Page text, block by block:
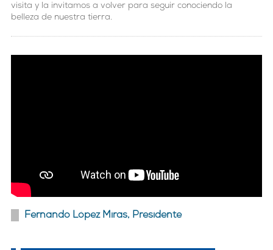
visita y la invitamos a volver para seguir conociendo la
belleza de nuestra tierra.
Fernando López Miras, Presidente